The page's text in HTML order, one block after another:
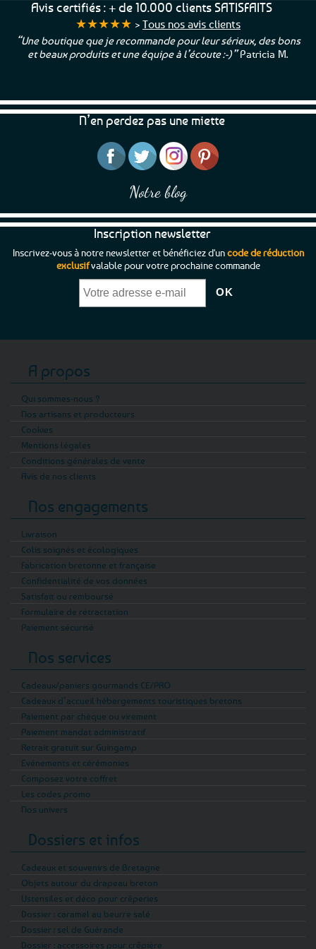
Avis certifiés : + de 10.000 clients SATISFAITS
★★★★★ > Tous nos avis clients
“Une boutique que je recommande pour leur sérieux, des bons
et beaux produits et une équipe à l’écoute :-)”Patricia M.
N’en perdez pas une miette
Notre blog
Inscription newsletter
Inscrivez-vous à notre newsletter et bénéficiez d'uncode de réduction
exclusifvalable pour votre prochaine commande
A propos
Qui sommes-nous ?
Nos artisans et producteurs
Cookies
Mentions légales
Conditions générales de vente
Avis de nos clients
Nos engagements
Livraison
Colis soignés et écologiques
Fabrication bretonne et française
Confidentialité de vos données
Satisfait ou remboursé
Formulaire de rétractation
Paiement sécurisé
Nos services
Cadeaux/paniers gourmands CE/PRO
Cadeaux d’accueil hébergements touristiques bretons
Paiement par chèque ou virement
Paiement mandat administratif
Retrait gratuit sur Guingamp
Evénements et cérémonies
Composez votre coffret
Les codes promo
Nos univers
Dossiers et infos
Cadeaux et souvenirs de Bretagne
Objets autour du drapeau breton
Ustensiles et déco pour crêperies
Dossier : caramel au beurre salé
Dossier : sel de Guérande
Dossier : accessoires pour crêpière